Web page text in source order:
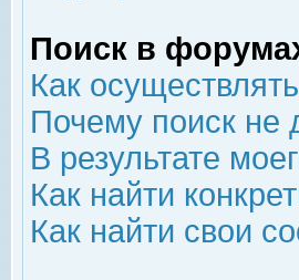
Поиск в
Как
Почему поиск не
В результате
Как найти
Как найти свои